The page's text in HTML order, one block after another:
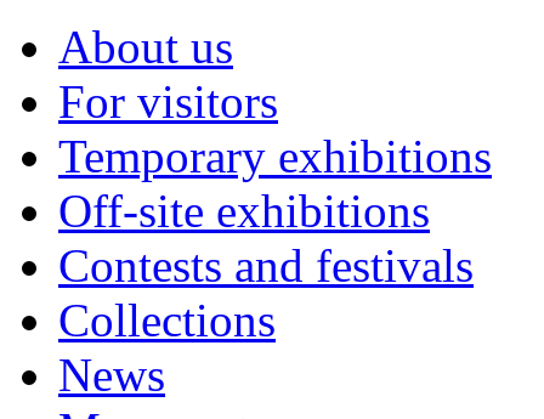
About us
For visitors
Temporary exhibitions
Off-site exhibitions
Contests and festivals
Collections
News